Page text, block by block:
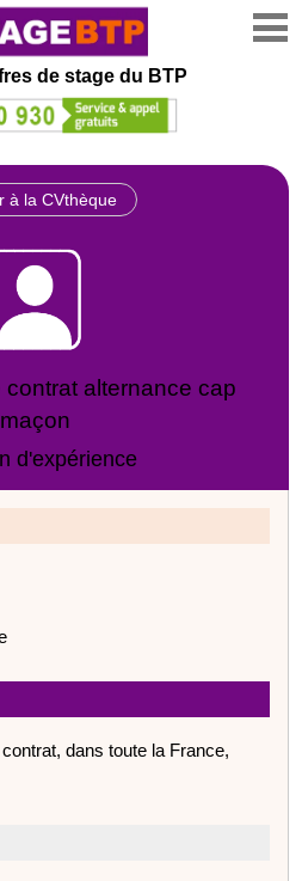
de stage du BTP
à la CVthèque
alternance cap
maçon
d'expérience
dans toute la France,